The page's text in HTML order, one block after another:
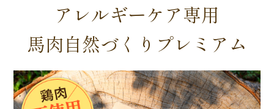
アレルギーケア専用
馬肉自然づくりプレミアム